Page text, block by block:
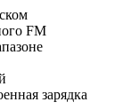
FM
зарядка